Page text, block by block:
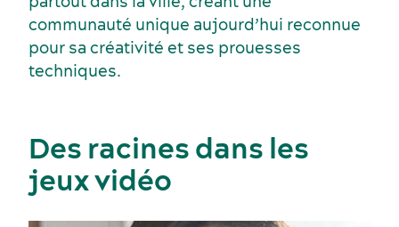
communauté unique aujourd’hui reconnue
pour sa créativité et ses prouesses
techniques.
Des racines dans les
jeux vidéo